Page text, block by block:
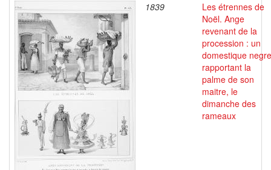
1839
Les étrennes de
Noël. Ange
revenant de la
procession : un
domestique negre
rapportant la
palme de son
maitre, le
dimanche des
rameaux